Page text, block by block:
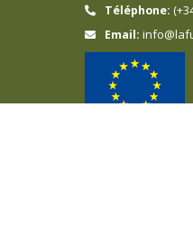
Téléphone:
Email: